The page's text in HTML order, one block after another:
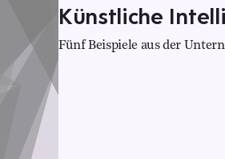
Künstliche
Fünf Beispiele aus der